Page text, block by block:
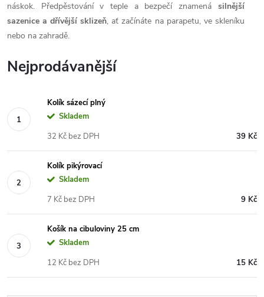
náskok. Předpěstování v teple a bezpečí znamená silnější
sazenice a dřívější sklizeň, ať začínáte na parapetu, ve skleníku
nebo na zahradě.
Nejprodávanější
Kolík sázecí plný
Skladem
39 Kč
32 Kč bez DPH
Kolík pikýrovací
Skladem
9 Kč
7 Kč bez DPH
Košík na cibuloviny 25 cm
Skladem
15 Kč
12 Kč bez DPH